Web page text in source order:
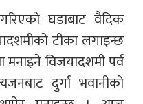
घडाबाट वैदिक
टीका लगाइन्छ
विजयादशमी पर्व
दुर्गा भवानीको